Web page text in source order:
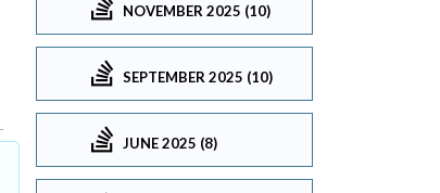
NOVEMBER 2025 (10)
SEPTEMBER 2025 (10)
JUNE 2025 (8)